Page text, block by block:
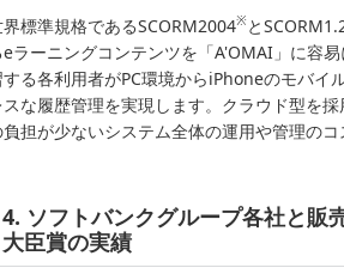
標準規格であるSCORM2004※と
ラーニングコンテンツを「A'OMAI」に容
る各利用者がPC環境からiPhoneのモバイ
な履歴管理を実現します。クラウド型を
担が少ないシステム全体の運用や管理のコ
4. ソフトバンクグループ各社と
大臣賞の実績